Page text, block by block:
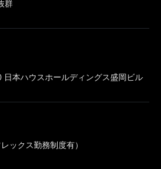
群
日本ハウスホールディングス盛岡ビル
ックス勤務制度有）